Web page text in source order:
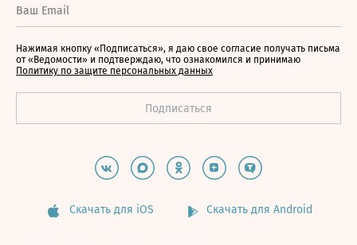
Нажимая кнопку «Подписаться», я даю свое согласие получать письма
от «Ведомости» и подтверждаю, что ознакомился и принимаю
Политику по защите персональных данных
Скачать для iOS Скачать для Android